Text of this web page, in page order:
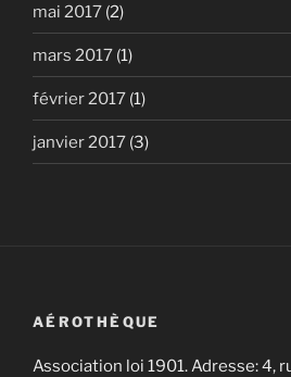
mai 2017 (2)
mars 2017 (1)
février 2017 (1)
janvier 2017 (3)
AÉROTHÈQUE
Association loi 1901. Adresse: 4,